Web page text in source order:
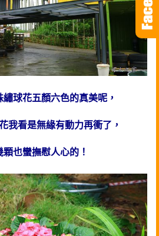
球花五顏六色的真美呢，
我看是無緣有動力再衝了，
顆也蠻撫慰人心的！